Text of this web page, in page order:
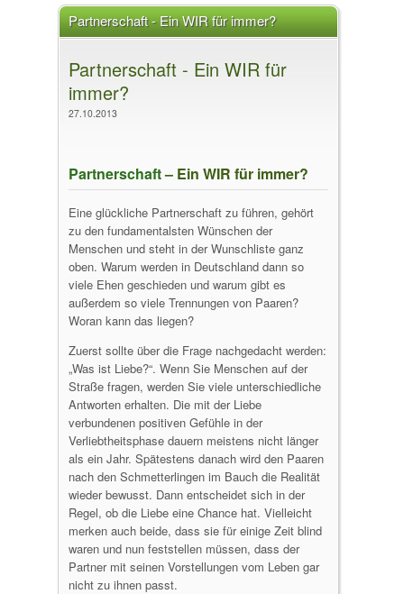
Partnerschaft - Ein WIR für immer?
Partnerschaft - Ein WIR für
immer?
27.10.2013
Partnerschaft– Ein WIR für immer?
Eine glückliche Partnerschaft zu führen, gehört
zu den fundamentalsten Wünschen der
Menschen und steht in der Wunschliste ganz
oben. Warum werden in Deutschland dann so
viele Ehen geschieden und warum gibt es
außerdem so viele Trennungen von Paaren?
Woran kann das liegen?
Zuerst sollte über die Frage nachgedacht werden:
„Was ist Liebe?“. Wenn Sie Menschen auf der
Straße fragen, werden Sie viele unterschiedliche
Antworten erhalten. Die mit der Liebe
verbundenen positiven Gefühle in der
Verliebtheitsphase dauern meistens nicht länger
als ein Jahr. Spätestens danach wird den Paaren
nach den Schmetterlingen im Bauch die Realität
wieder bewusst. Dann entscheidet sich in der
Regel, ob die Liebe eine Chance hat. Vielleicht
merken auch beide, dass sie für einige Zeit blind
waren und nun feststellen müssen, dass der
Partner mit seinen Vorstellungen vom Leben gar
nicht zu ihnen passt.